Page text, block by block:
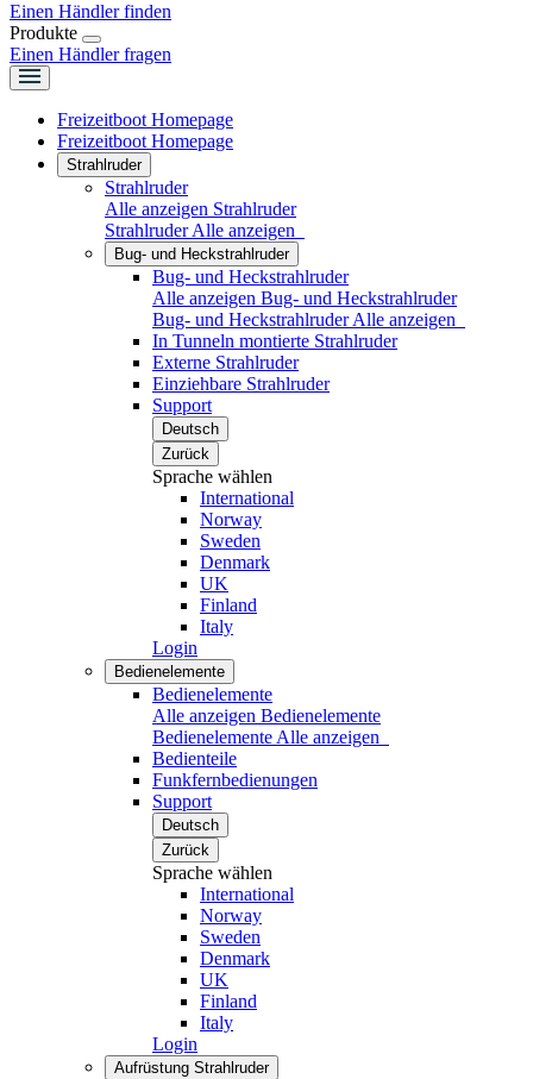
Einen Händler finden
Produkte
Einen Händler fragen
Freizeitboot Homepage
Freizeitboot Homepage
Strahlruder
Strahlruder
Alle anzeigen Strahlruder
StrahlruderAlle anzeigen
Bug- und Heckstrahlruder
Bug- und Heckstrahlruder
Alle anzeigen Bug- und Heckstrahlruder
Bug- und HeckstrahlruderAlle anzeigen
In Tunneln montierte Strahlruder
Externe Strahlruder
Einziehbare Strahlruder
Support
Deutsch
Zurück
Sprache wählen
International
Norway
Sweden
Denmark
UK
Finland
Italy
Login
Bedienelemente
Bedienelemente
Alle anzeigen Bedienelemente
Bedienelemente Alle anzeigen
Bedienteile
Funkfernbedienungen
Support
Deutsch
Zurück
Sprache wählen
International
Norway
Sweden
Denmark
UK
Finland
Italy
Login
Aufrüstung Strahlruder